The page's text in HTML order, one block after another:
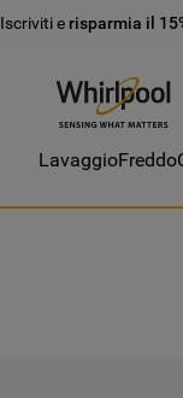
Iscriviti e risparmia il
LavaggioFreddo